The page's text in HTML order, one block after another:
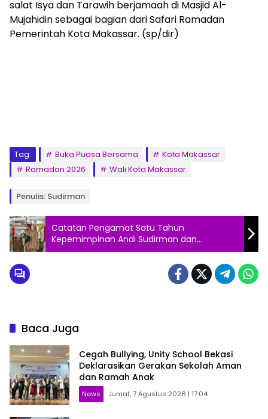
salat Isya dan Tarawih berjamaah di Masjid Al-
Mujahidin sebagai bagian dari Safari Ramadan
Pemerintah Kota Makassar. (sp/dir)
Tag: Buka Puasa Bersama
Kota Makassar
Ramadan 2026
Wali Kota Makassar
Penulis: Sudirman
Catatan Pengamat Satu Tahun
Kepemimpinan Andi Sudirman dan
Fatmawati
Baca Juga
Cegah Bullying, Unity School Bekasi
Deklarasikan Gerakan Sekolah Aman
dan Ramah Anak
News Jumat, 7 Agustus 2026 | 17:04